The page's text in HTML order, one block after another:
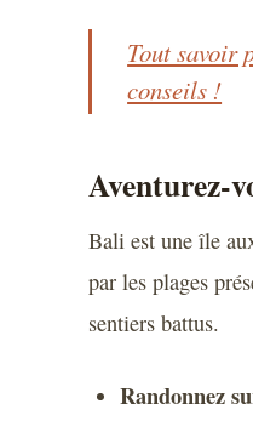
Tout savoir
conseils !
Aventurez-
Bali est une île
par les plages
sentiers battus.
Randonnez